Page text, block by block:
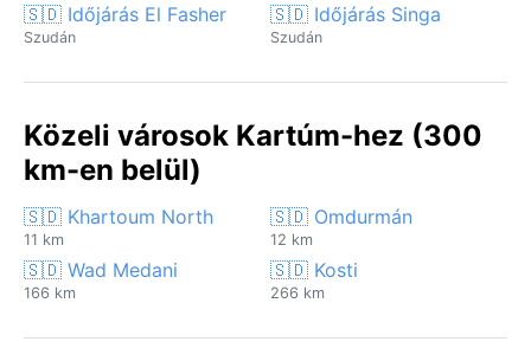
🇸🇩 Időjárás El Fasher
Szudán
🇸🇩 Időjárás Singa
Szudán
Közeli városok Kartúm-hez (300
km-en belül)
🇸🇩 Khartoum North
11 km
🇸🇩 Omdurmán
12 km
🇸🇩 Wad Medani
166 km
🇸🇩 Kosti
266 km